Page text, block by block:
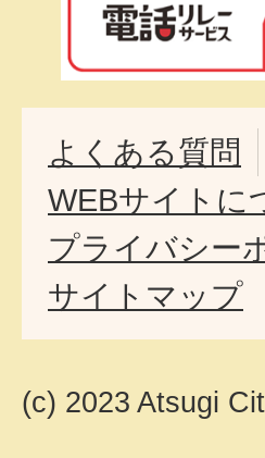
よくある質問
WEBサイトに
プライバシー
サイトマップ
(c) 2023 Atsugi